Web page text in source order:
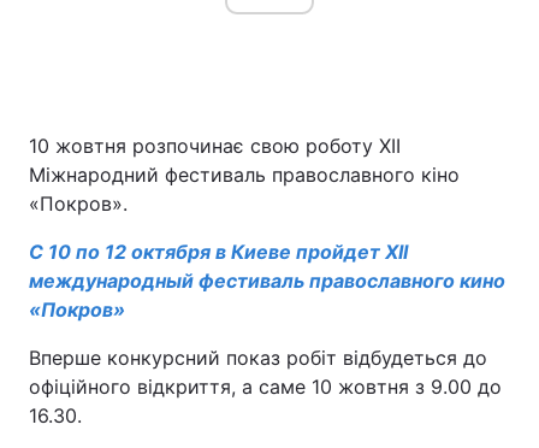
10 жовтня розпочинає свою роботу XII
Міжнародний фестиваль православного кіно
«Покров».
С 10 по 12 октября в Киеве пройдет XII
международный фестиваль православного кино
«Покров»
Вперше конкурсний показ робіт відбудеться до
офіційного відкриття, а саме 10 жовтня з 9.00 до
16.30.